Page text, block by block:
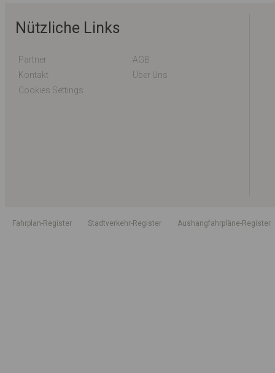
Nützliche Links
Partner
AGB
Kontakt
Über Uns
Cookies Settings
Fahrplan-Register Stadtverkehr-Register Aushangfahrpläne-Register